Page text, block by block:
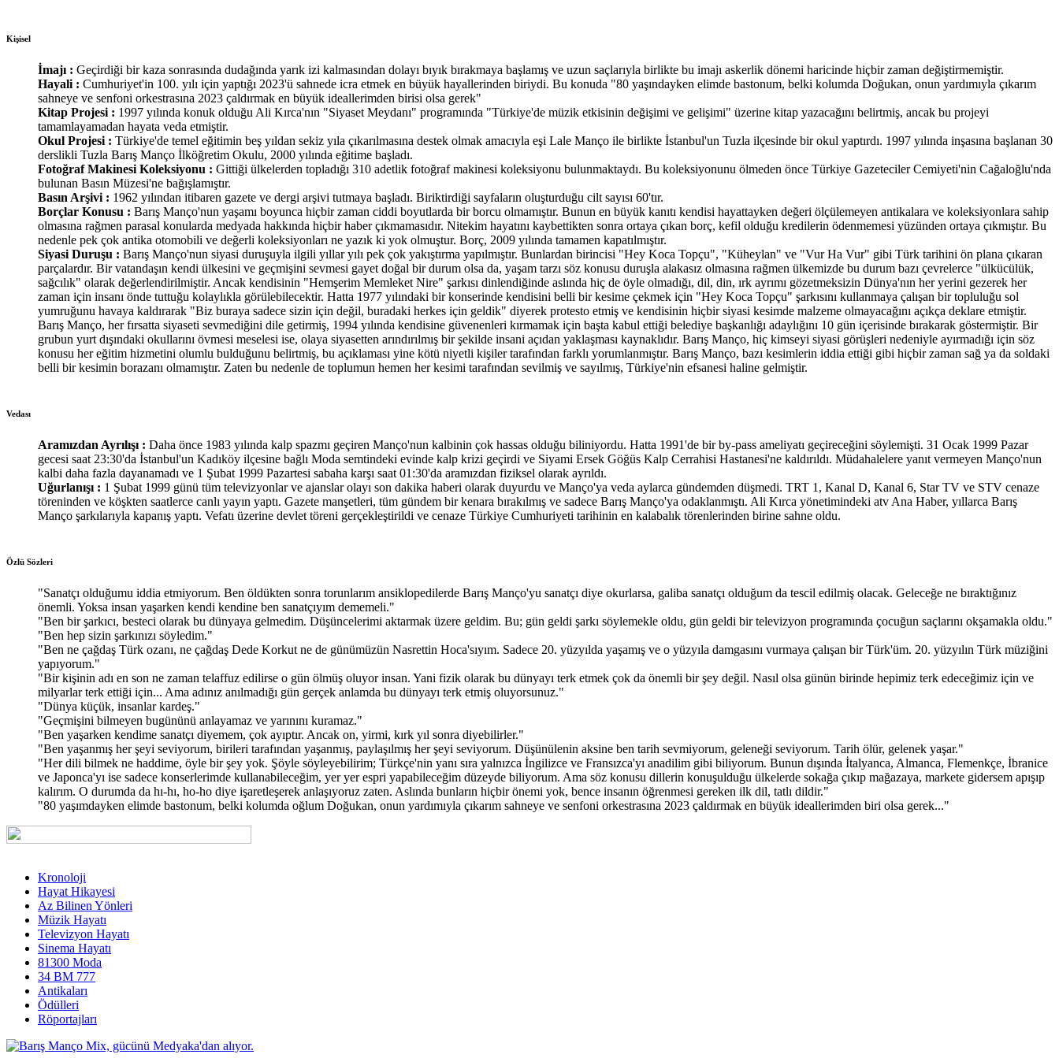
Kişisel
İmajı : Geçirdiği bir kaza sonrasında dudağında yarık izi kalmasından dolayı bıyık bırakmaya başlamış ve uzun saçlarıyla birlikte bu imajı askerlik dönemi haricinde hiçbir zaman değiştirmemiştir.
Hayali : Cumhuriyet'in 100. yılı için yaptığı 2023'ü sahnede icra etmek en büyük hayallerinden biriydi. Bu konuda "80 yaşındayken elimde bastonum, belki kolumda Doğukan, onun yardımıyla çıkarım
sahneye ve senfoni orkestrasına 2023 çaldırmak en büyük ideallerimden birisi olsa gerek"
Kitap Projesi : 1997 yılında konuk olduğu Ali Kırca'nın "Siyaset Meydanı" programında "Türkiye'de müzik etkisinin değişimi ve gelişimi" üzerine kitap yazacağını belirtmiş, ancak bu projeyi
tamamlayamadan hayata veda etmiştir.
Okul Projesi : Türkiye'de temel eğitimin beş yıldan sekiz yıla çıkarılmasına destek olmak amacıyla eşi Lale Manço ile birlikte İstanbul'un Tuzla ilçesinde bir okul yaptırdı. 1997 yılında inşasına başlanan 30
derslikli Tuzla Barış Manço İlköğretim Okulu, 2000 yılında eğitime başladı.
Fotoğraf Makinesi Koleksiyonu : Gittiği ülkelerden topladığı 310 adetlik fotoğraf makinesi koleksiyonu bulunmaktaydı. Bu koleksiyonunu ölmeden önce Türkiye Gazeteciler Cemiyeti'nin Cağaloğlu'nda
bulunan Basın Müzesi'ne bağışlamıştır.
Basın Arşivi : 1962 yılından itibaren gazete ve dergi arşivi tutmaya başladı. Biriktirdiği sayfaların oluşturduğu cilt sayısı 60'tır.
Borçlar Konusu : Barış Manço'nun yaşamı boyunca hiçbir zaman ciddi boyutlarda bir borcu olmamıştır. Bunun en büyük kanıtı kendisi hayattayken değeri ölçülemeyen antikalara ve koleksiyonlara sahip
olmasına rağmen parasal konularda medyada hakkında hiçbir haber çıkmamasıdır. Nitekim hayatını kaybettikten sonra ortaya çıkan borç, kefil olduğu kredilerin ödenmemesi yüzünden ortaya çıkmıştır. Bu
nedenle pek çok antika otomobili ve değerli koleksiyonları ne yazık ki yok olmuştur. Borç, 2009 yılında tamamen kapatılmıştır.
Siyasi Duruşu : Barış Manço'nun siyasi duruşuyla ilgili yıllar yılı pek çok yakıştırma yapılmıştır. Bunlardan birincisi "Hey Koca Topçu", "Küheylan" ve "Vur Ha Vur" gibi Türk tarihini ön plana çıkaran
parçalardır. Bir vatandaşın kendi ülkesini ve geçmişini sevmesi gayet doğal bir durum olsa da, yaşam tarzı söz konusu duruşla alakasız olmasına rağmen ülkemizde bu durum bazı çevrelerce "ülkücülük,
sağcılık" olarak değerlendirilmiştir. Ancak kendisinin "Hemşerim Memleket Nire" şarkısı dinlendiğinde aslında hiç de öyle olmadığı, dil, din, ırk ayrımı gözetmeksizin Dünya'nın her yerini gezerek her
zaman için insanı önde tuttuğu kolaylıkla görülebilecektir. Hatta 1977 yılındaki bir konserinde kendisini belli bir kesime çekmek için "Hey Koca Topçu" şarkısını kullanmaya çalışan bir topluluğu sol
yumruğunu havaya kaldırarak "Biz buraya sadece sizin için değil, buradaki herkes için geldik" diyerek protesto etmiş ve kendisinin hiçbir siyasi kesimde malzeme olmayacağını açıkça deklare etmiştir.
Barış Manço, her fırsatta siyaseti sevmediğini dile getirmiş, 1994 yılında kendisine güvenenleri kırmamak için başta kabul ettiği belediye başkanlığı adaylığını 10 gün içerisinde bırakarak göstermiştir. Bir
grubun yurt dışındaki okullarını övmesi meselesi ise, olaya siyasetten arındırılmış bir şekilde insani açıdan yaklaşması kaynaklıdır. Barış Manço, hiç kimseyi siyasi görüşleri nedeniyle ayırmadığı için söz
konusu her eğitim hizmetini olumlu bulduğunu belirtmiş, bu açıklaması yine kötü niyetli kişiler tarafından farklı yorumlanmıştır. Barış Manço, bazı kesimlerin iddia ettiği gibi hiçbir zaman sağ ya da soldaki
belli bir kesimin borazanı olmamıştır. Zaten bu nedenle de toplumun hemen her kesimi tarafından sevilmiş ve sayılmış, Türkiye'nin efsanesi haline gelmiştir.
Vedası
Aramızdan Ayrılışı : Daha önce 1983 yılında kalp spazmı geçiren Manço'nun kalbinin çok hassas olduğu biliniyordu. Hatta 1991'de bir by-pass ameliyatı geçireceğini söylemişti. 31 Ocak 1999 Pazar
gecesi saat 23:30'da İstanbul'un Kadıköy ilçesine bağlı Moda semtindeki evinde kalp krizi geçirdi ve Siyami Ersek Göğüs Kalp Cerrahisi Hastanesi'ne kaldırıldı. Müdahalelere yanıt vermeyen Manço'nun
kalbi daha fazla dayanamadı ve 1 Şubat 1999 Pazartesi sabaha karşı saat 01:30'da aramızdan fiziksel olarak ayrıldı.
Uğurlanışı : 1 Şubat 1999 günü tüm televizyonlar ve ajanslar olayı son dakika haberi olarak duyurdu ve Manço'ya veda aylarca gündemden düşmedi. TRT 1, Kanal D, Kanal 6, Star TV ve STV cenaze
töreninden ve köşkten saatlerce canlı yayın yaptı. Gazete manşetleri, tüm gündem bir kenara bırakılmış ve sadece Barış Manço'ya odaklanmıştı. Ali Kırca yönetimindeki atv Ana Haber, yıllarca Barış
Manço şarkılarıyla kapanış yaptı. Vefatı üzerine devlet töreni gerçekleştirildi ve cenaze Türkiye Cumhuriyeti tarihinin en kalabalık törenlerinden birine sahne oldu.
Özlü Sözleri
"Sanatçı olduğumu iddia etmiyorum. Ben öldükten sonra torunlarım ansiklopedilerde Barış Manço'yu sanatçı diye okurlarsa, galiba sanatçı olduğum da tescil edilmiş olacak. Geleceğe ne bıraktığınız
önemli. Yoksa insan yaşarken kendi kendine ben sanatçıyım dememeli."
"Ben bir şarkıcı, besteci olarak bu dünyaya gelmedim. Düşüncelerimi aktarmak üzere geldim. Bu; gün geldi şarkı söylemekle oldu, gün geldi bir televizyon programında çocuğun saçlarını okşamakla oldu."
"Ben hep sizin şarkınızı söyledim."
"Ben ne çağdaş Türk ozanı, ne çağdaş Dede Korkut ne de günümüzün Nasrettin Hoca'sıyım. Sadece 20. yüzyılda yaşamış ve o yüzyıla damgasını vurmaya çalışan bir Türk'üm. 20. yüzyılın Türk müziğini
yapıyorum."
"Bir kişinin adı en son ne zaman telaffuz edilirse o gün ölmüş oluyor insan. Yani fizik olarak bu dünyayı terk etmek çok da önemli bir şey değil. Nasıl olsa günün birinde hepimiz terk edeceğimiz için ve
milyarlar terk ettiği için... Ama adınız anılmadığı gün gerçek anlamda bu dünyayı terk etmiş oluyorsunuz."
"Dünya küçük, insanlar kardeş."
"Geçmişini bilmeyen bugününü anlayamaz ve yarınını kuramaz."
"Ben yaşarken kendime sanatçı diyemem, çok ayıptır. Ancak on, yirmi, kırk yıl sonra diyebilirler."
"Ben yaşanmış her şeyi seviyorum, birileri tarafından yaşanmış, paylaşılmış her şeyi seviyorum. Düşünülenin aksine ben tarih sevmiyorum, geleneği seviyorum. Tarih ölür, gelenek yaşar."
"Her dili bilmek ne haddime, öyle bir şey yok. Şöyle söyleyebilirim; Türkçe'nin yanı sıra yalnızca İngilizce ve Fransızca'yı anadilim gibi biliyorum. Bunun dışında İtalyanca, Almanca, Flemenkçe, İbranice
ve Japonca'yı ise sadece konserlerimde kullanabileceğim, yer yer espri yapabileceğim düzeyde biliyorum. Ama söz konusu dillerin konuşulduğu ülkelerde sokağa çıkıp mağazaya, markete gidersem apışıp
kalırım. O durumda da hı-hı, ho-ho diye işaretleşerek anlaşıyoruz zaten. Aslında bunların hiçbir önemi yok, bence insanın öğrenmesi gereken ilk dil, tatlı dildir."
"80 yaşımdayken elimde bastonum, belki kolumda oğlum Doğukan, onun yardımıyla çıkarım sahneye ve senfoni orkestrasına 2023 çaldırmak en büyük ideallerimden biri olsa gerek..."
Kronoloji
Hayat Hikayesi
Az Bilinen Yönleri
Müzik Hayatı
Televizyon Hayatı
Sinema Hayatı
81300 Moda
34 BM 777
Antikaları
Ödülleri
Röportajları